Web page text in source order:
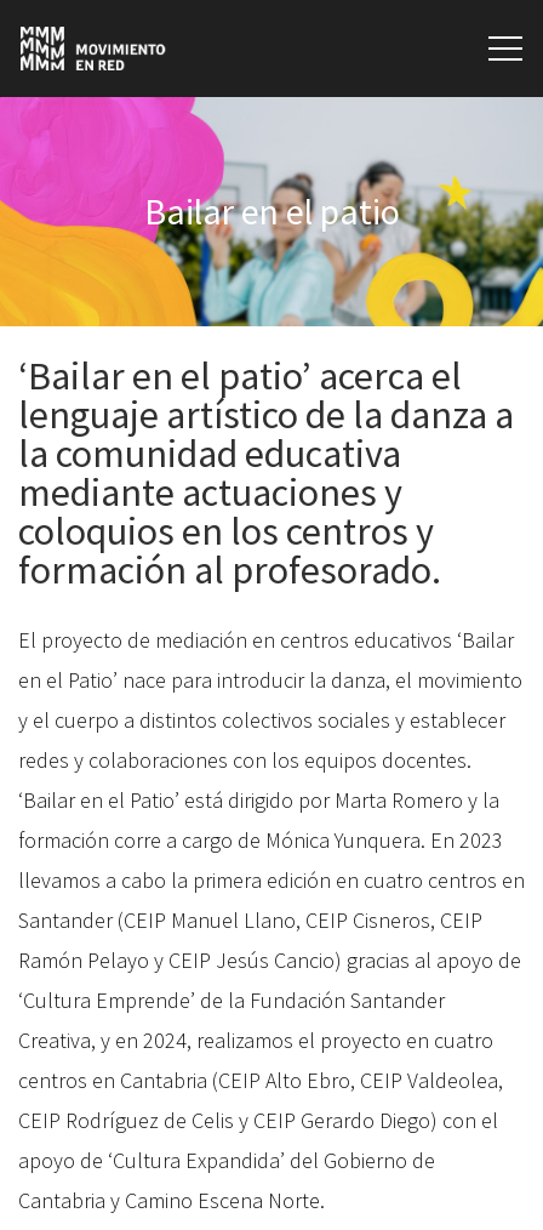
Bailar en el patio
‘Bailar en el patio’ acerca el
lenguaje artístico de la danza a
la comunidad educativa
mediante actuaciones y
coloquios en los centros y
formación al profesorado.
El proyecto de mediación en centros educativos ‘Bailar
en el Patio’ nace para introducir la danza, el movimiento
y el cuerpo a distintos colectivos sociales y establecer
redes y colaboraciones con los equipos docentes.
‘Bailar en el Patio’ está dirigido por Marta Romero y la
formación corre a cargo de Mónica Yunquera. En 2023
llevamos a cabo la primera edición en cuatro centros en
Santander (CEIP Manuel Llano, CEIP Cisneros, CEIP
Ramón Pelayo y CEIP Jesús Cancio) gracias al apoyo de
‘Cultura Emprende’ de la Fundación Santander
Creativa, y en 2024, realizamos el proyecto en cuatro
centros en Cantabria (CEIP Alto Ebro, CEIP Valdeolea,
CEIP Rodríguez de Celis y CEIP Gerardo Diego) con el
apoyo de ‘Cultura Expandida’ del Gobierno de
Cantabria y Camino Escena Norte.